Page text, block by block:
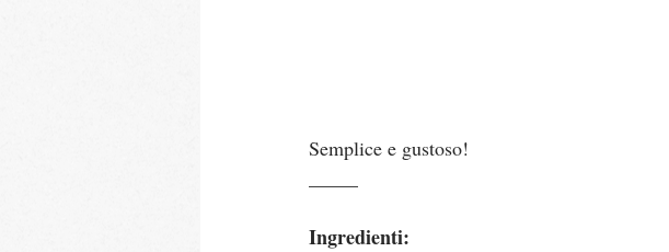
Semplice e gustoso!
Ingredienti: